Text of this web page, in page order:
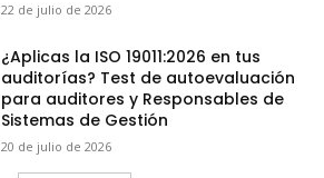
22 de julio de 2026
¿Aplicas la ISO 19011:2026 en tus
auditorías? Test de autoevaluación
para auditores y Responsables de
Sistemas de Gestión
20 de julio de 2026